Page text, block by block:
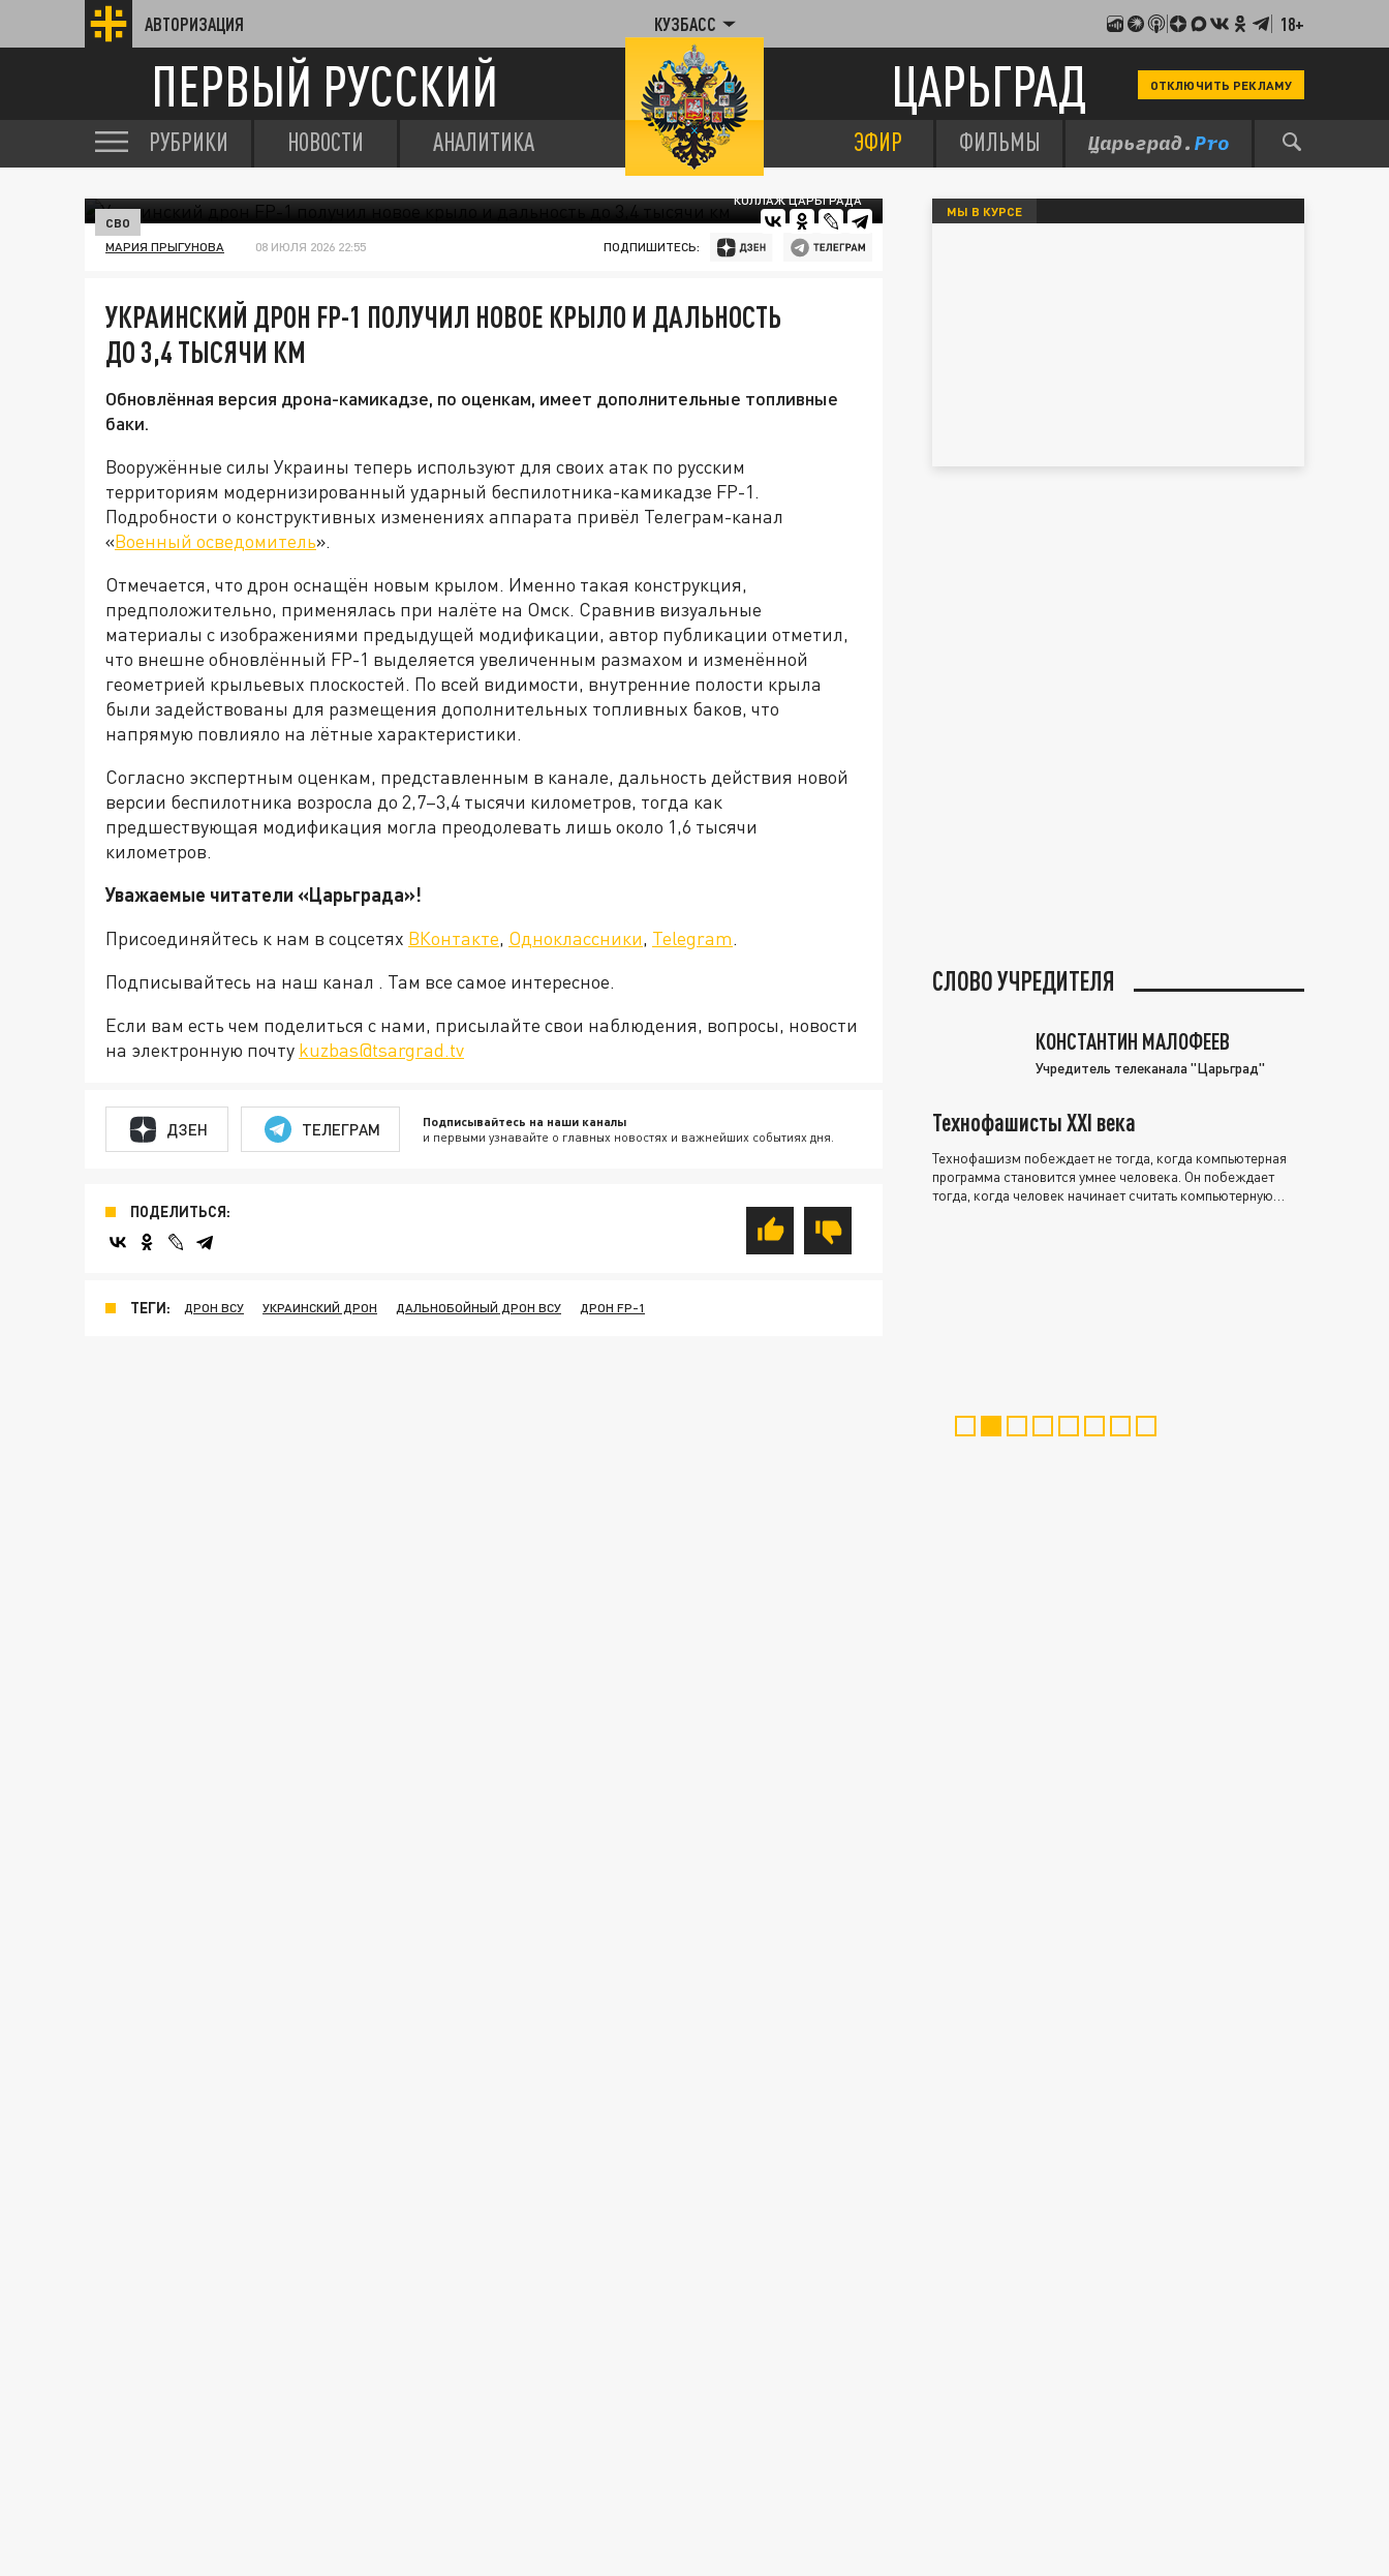
АВТОРИЗАЦИЯ КУЗБАСС 18+
ПЕРВЫЙ РУССКИЙ ЦАРЬГРАД ОТКЛЮЧИТЬ РЕКЛАМУ
РУБРИКИ НОВОСТИ АНАЛИТИКА ЭФИР ФИЛЬМЫ
КОЛЛАЖ ЦАРЬГРАДА
СВО
МАРИЯ ПРЫГУНОВА 08 ИЮЛЯ 2026 22:55 ПОДПИШИТЕСЬ:
УКРАИНСКИЙ ДРОН FP-1 ПОЛУЧИЛ НОВОЕ КРЫЛО И ДАЛЬНОСТЬ
ДО 3,4 ТЫСЯЧИ КМ
Обновлённая версия дрона-камикадзе, по оценкам, имеет дополнительные топливные
баки.
Вооружённые силы Украины теперь используют для своих атак по русским
территориям модернизированный ударный беспилотника-камикадзе FP-1.
Подробности о конструктивных изменениях аппарата привёл Телеграм-канал
«Военный осведомитель».
Отмечается, что дрон оснащён новым крылом. Именно такая конструкция,
предположительно, применялась при налёте на Омск. Сравнив визуальные
материалы с изображениями предыдущей модификации, автор публикации отметил,
что внешне обновлённый FP-1 выделяется увеличенным размахом и изменённой
геометрией крыльевых плоскостей. По всей видимости, внутренние полости крыла
были задействованы для размещения дополнительных топливных баков, что
напрямую повлияло на лётные характеристики.
Согласно экспертным оценкам, представленным в канале, дальность действия новой
версии беспилотника возросла до 2,7–3,4 тысячи километров, тогда как
предшествующая модификация могла преодолевать лишь около 1,6 тысячи
километров.
Уважаемые читатели «Царьграда»!
Присоединяйтесь к нам в соцсетях ВКонтакте, Одноклассники, Telegram.
Подписывайтесь на наш канал . Там все самое интересное.
Если вам есть чем поделиться с нами, присылайте свои наблюдения, вопросы, новости
на электронную почту kuzbas@tsargrad.tv
ДЗЕН ТЕЛЕГРАМ Подписывайтесь на наши каналы
и первыми узнавайте о главных новостях и важнейших событиях дня.
ПОДЕЛИТЬСЯ:
ТЕГИ: ДРОН ВСУ УКРАИНСКИЙ ДРОН ДАЛЬНОБОЙНЫЙ ДРОН ВСУ ДРОН FP-1
МЫ В КУРСЕ
СЛОВО УЧРЕДИТЕЛЯ
КОНСТАНТИН МАЛОФЕЕВ
Учредитель телеканала "Царьград"
Технофашисты XXI века
Технофашизм побеждает не тогда, когда компьютерная
программа становится умнее человека. Он побеждает
тогда, когда человек начинает считать компьютерную